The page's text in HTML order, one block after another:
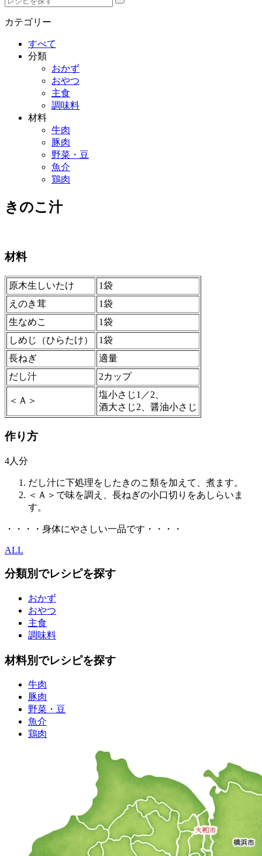
カテゴリー
すべて
分類
おかず
おやつ
主食
調味料
材料
牛肉
豚肉
野菜・豆
魚介
鶏肉
きのこ汁
材料
原木生しいたけ
1袋
えのき茸
1袋
生なめこ
1袋
しめじ（ひらたけ）
1袋
長ねぎ
適量
だし汁
2カップ
＜Ａ＞
塩小さじ1／2、
酒大さじ2、醤油小さじ
作り方
4人分
だし汁に下処理をしたきのこ類を加えて、煮ます。
＜Ａ＞で味を調え、長ねぎの小口切りをあしらいま
す。
・・・・身体にやさしい一品です・・・・
ALL
分類別でレシピを探す
おかず
おやつ
主食
調味料
材料別でレシピを探す
牛肉
豚肉
野菜・豆
魚介
鶏肉